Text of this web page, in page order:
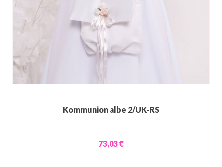
Kommunion albe 2/UK-RS
73,03 €